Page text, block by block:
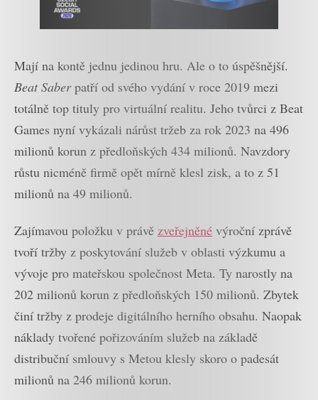
Mají na kontě jednu jedinou hru. Ale o to úspěšnější.
Beat Saberpatří od svého vydání v roce 2019 mezi
totálně top tituly pro virtuální realitu. Jeho tvůrci z Beat
Games nyní vykázali nárůst tržeb za rok 2023 na 496
milionů korun z předloňských 434 milionů. Navzdory
růstu nicméně firmě opět mírně klesl zisk, a to z 51
milionů na 49 milionů.
Zajímavou položku v právě zveřejněné výroční zprávě
tvoří tržby z poskytování služeb v oblasti výzkumu a
vývoje pro mateřskou společnost Meta. Ty narostly na
202 milionů korun z předloňských 150 milionů. Zbytek
činí tržby z prodeje digitálního herního obsahu. Naopak
náklady tvořené pořizováním služeb na základě
distribuční smlouvy s Metou klesly skoro o padesát
milionů na 246 milionů korun.